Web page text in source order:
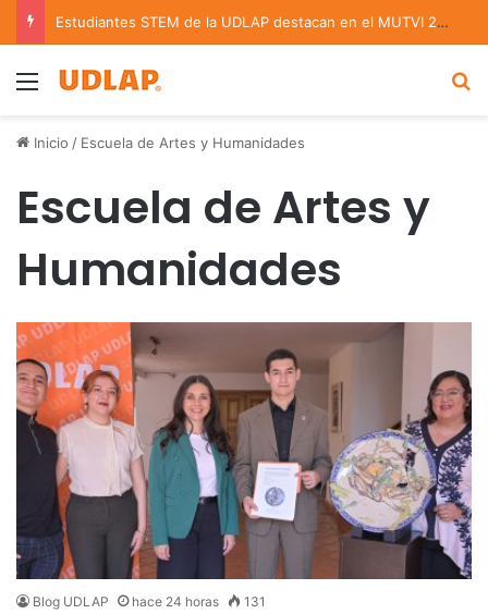
Estudiantes STEM de la UDLAP destacan en el MUTVI 2026
Menu
Inicio / Escuela de Artes y Humanidades
Escuela de Artes y
Humanidades
Blog UDLAP hace 24 horas 131